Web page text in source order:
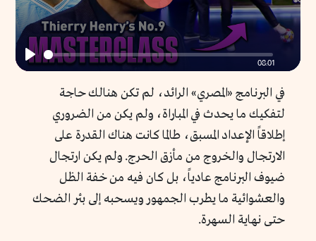
Play
08:01
Play
في البرنامج «المصري» الرائد، لم تكن هنالك حاجة
لتفكيك ما يحدث في المباراة، ولم يكن من الضروري
إطلاقاً الإعداد المسبق، طالما كانت هناك القدرة على
الارتجال والخروج من مأزق الحرج. ولم يكن ارتجال
ضيوف البرنامج عادياً، بل كان فيه من خفة الظل
والعشوائية ما يطرب الجمهور ويسحبه إلى بئر الضحك
حتى نهاية السهرة.